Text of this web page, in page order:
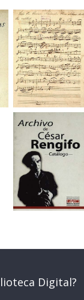
Digital?